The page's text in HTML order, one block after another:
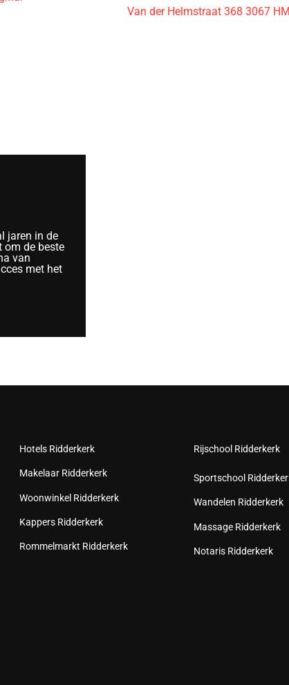
jaren in de
om de beste
van
met het
Van der Helmstraat 368 3067
Hotels Ridderkerk
Makelaar Ridderkerk
Woonwinkel Ridderkerk
Kappers Ridderkerk
Rommelmarkt Ridderkerk
Rijschool Ridderkerk
Sportschool
Wandelen Ridderkerk
Massage Ridderkerk
Notaris Ridderkerk